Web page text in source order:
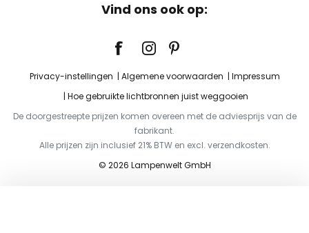
Vind ons ook op:
Privacy-instellingen Algemene voorwaarden
Impressum
Hoe gebruikte lichtbronnen juist weggooien
De doorgestreepte prijzen komen overeen met de adviesprijs van de
fabrikant.
Alle prijzen zijn inclusief 21% BTW en excl. verzendkosten.
© 2026 Lampenwelt GmbH